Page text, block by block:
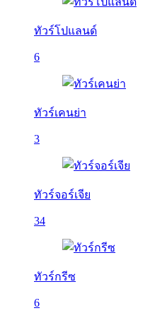
ทัวร์โปแลนด์
6
ทัวร์เคนย่า
3
ทัวร์จอร์เจีย
34
ทัวร์กรีซ
6